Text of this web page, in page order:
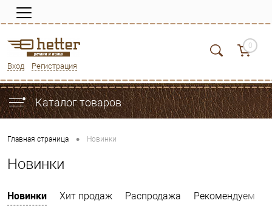
Вход Регистрация
0
Каталог товаров
Главная страница • Новинки
Новинки
Новинки Хит продаж Распродажа Рекомендуем